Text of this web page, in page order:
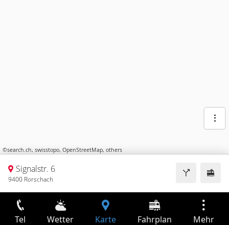
©search.ch, swisstopo, OpenStreetMap, others
Signalstr. 6
9400 Rorschach
Tel Wetter Karte Fahrplan Mehr